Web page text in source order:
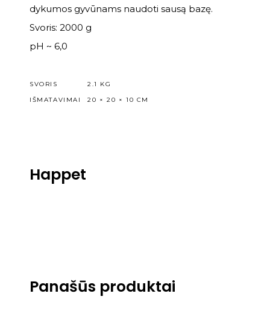
dykumos gyvūnams naudoti sausą bazę.
Svoris: 2000 g
pH ~ 6,0
SVORIS
2.1 KG
IŠMATAVIMAI
20 × 20 × 10 CM
Happet
Panašūs produktai